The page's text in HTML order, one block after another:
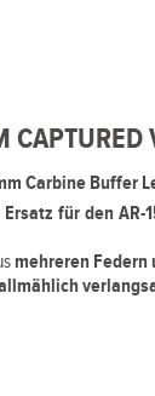
Carbine Buffer
Ersatz für den AR-
mehreren